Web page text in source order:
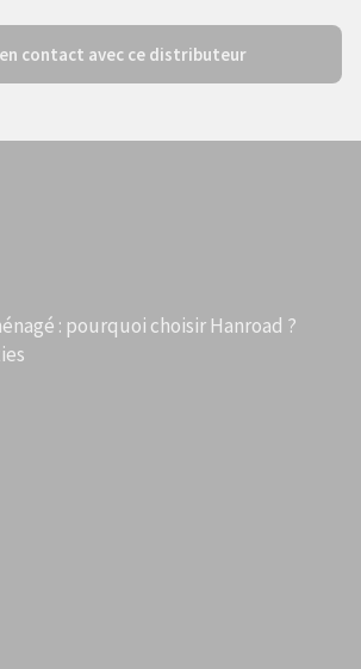
contact avec ce distributeur
: pourquoi choisir Hanroad ?